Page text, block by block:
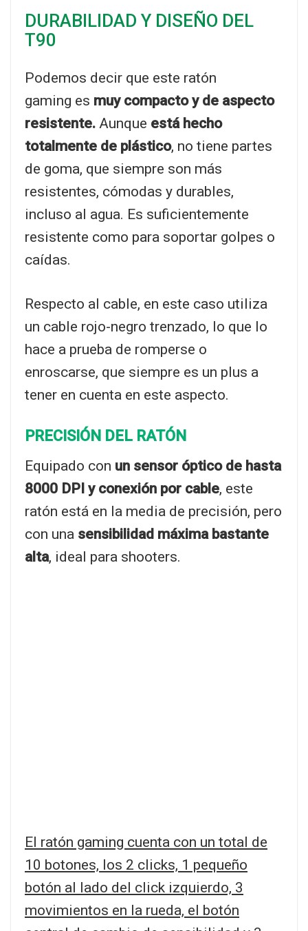
DURABILIDAD Y DISEÑO DEL
T90
Podemos decir que este ratón
gaming es muy compacto y de aspecto
resistente. Aunque está hecho
totalmente de plástico, no tiene partes
de goma, que siempre son más
resistentes, cómodas y durables,
incluso al agua. Es suficientemente
resistente como para soportar golpes o
caídas.
Respecto al cable, en este caso utiliza
un cable rojo-negro trenzado, lo que lo
hace a prueba de romperse o
enroscarse, que siempre es un plus a
tener en cuenta en este aspecto.
PRECISIÓN DEL RATÓN
Equipado con un sensor óptico de hasta
8000 DPI y conexión por cable, este
ratón está en la media de precisión, pero
con una sensibilidad máxima bastante
alta, ideal para shooters.
El ratón gaming cuenta con un total de
10 botones, los 2 clicks, 1 pequeño
botón al lado del click izquierdo, 3
movimientos en la rueda, el botón